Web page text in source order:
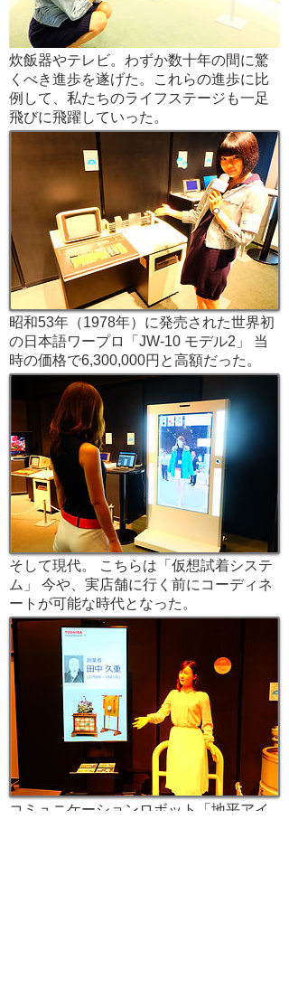
炊飯器やテレビ。わずか数十年の間に驚
くべき進歩を遂げた。これらの進歩に比
例して、私たちのライフステージも一足
飛びに飛躍していった。
昭和53年（1978年）に発売された世界初
の日本語ワープロ「JW-10 モデル2」 当
時の価格で6,300,000円と高額だった。
そして現代。 こちらは「仮想試着システ
ム」 今や、実店舗に行く前にコーディネ
ートが可能な時代となった。
コミュニケーションロボット「地平アイ